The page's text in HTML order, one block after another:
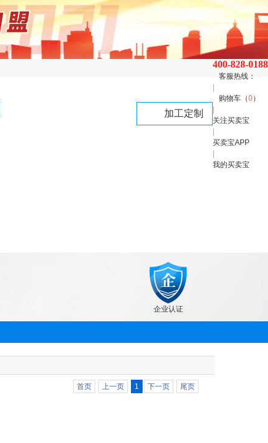
400-828-0188
客服热线：
购物车（0）
关注买卖宝
买卖宝APP
我的买卖宝
加工定制
企业认证
首页 上一页 1 下一页 尾页